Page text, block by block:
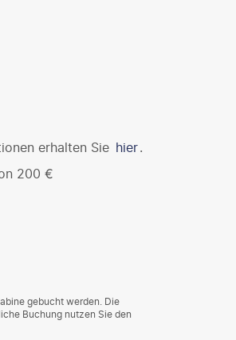
erhalten Sie hier .
200 €
gebucht werden. Die
Buchung nutzen Sie den